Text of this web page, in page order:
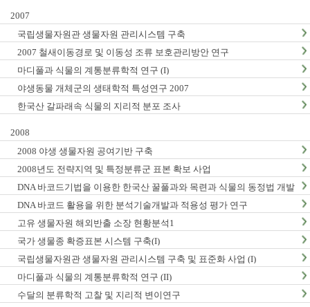
2007
국립생물자원관 생물자원 관리시스템 구축
2007 철새이동경로 및 이동성 조류 보호관리방안 연구
마디풀과 식물의 계통분류학적 연구 (I)
야생동물 개체군의 생태학적 특성연구 2007
한국산 갈파래속 식물의 지리적 분포 조사
2008
2008 야생 생물자원 공여기반 구축
2008년도 전략지역 및 특정분류군 표본 확보 사업
DNA 바코드기법을 이용한 한국산 꿀풀과와 목련과 식물의 동정법 개발
: I. 꿀풀과
DNA 바코드 활용을 위한 분석기술개발과 적용성 평가 연구
고유 생물자원 해외반출 소장 현황분석1
국가 생물종 확증표본 시스템 구축(I)
국립생물자원관 생물자원 관리시스템 구축 및 표준화 사업 (I)
마디풀과 식물의 계통분류학적 연구 (II)
수달의 분류학적 고찰 및 지리적 변이연구